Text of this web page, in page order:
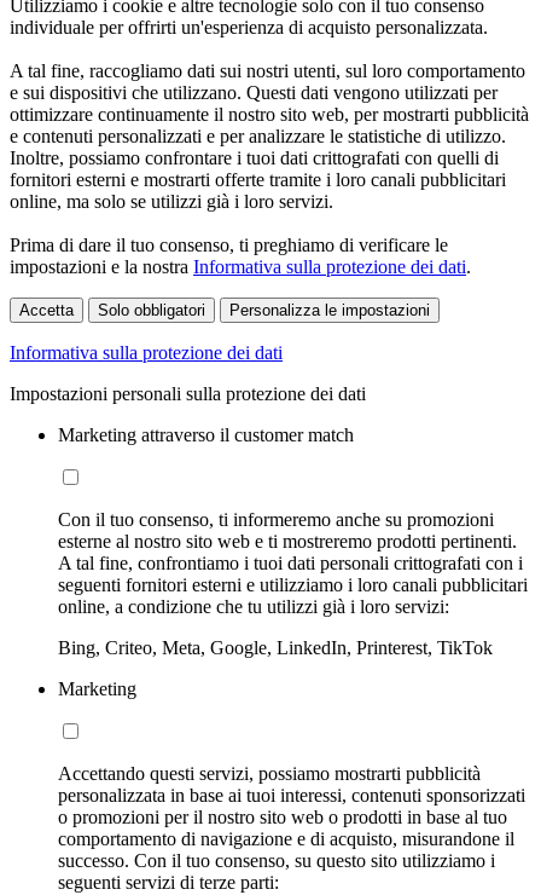
Utilizziamo i cookie e altre tecnologie solo con il tuo consenso
individuale per offrirti un'esperienza di acquisto personalizzata.
A tal fine, raccogliamo dati sui nostri utenti, sul loro comportamento
e sui dispositivi che utilizzano. Questi dati vengono utilizzati per
ottimizzare continuamente il nostro sito web, per mostrarti pubblicità
e contenuti personalizzati e per analizzare le statistiche di utilizzo.
Inoltre, possiamo confrontare i tuoi dati crittografati con quelli di
fornitori esterni e mostrarti offerte tramite i loro canali pubblicitari
online, ma solo se utilizzi già i loro servizi.
Prima di dare il tuo consenso, ti preghiamo di verificare le
impostazioni e la nostra Informativa sulla protezione dei dati.
Accetta Solo obbligatori Personalizza le impostazioni
Informativa sulla protezione dei dati
Impostazioni personali sulla protezione dei dati
Marketing attraverso il customer match
Con il tuo consenso, ti informeremo anche su promozioni
esterne al nostro sito web e ti mostreremo prodotti pertinenti.
A tal fine, confrontiamo i tuoi dati personali crittografati con i
seguenti fornitori esterni e utilizziamo i loro canali pubblicitari
online, a condizione che tu utilizzi già i loro servizi:
Bing, Criteo, Meta, Google, LinkedIn, Printerest, TikTok
Marketing
Accettando questi servizi, possiamo mostrarti pubblicità
personalizzata in base ai tuoi interessi, contenuti sponsorizzati
o promozioni per il nostro sito web o prodotti in base al tuo
comportamento di navigazione e di acquisto, misurandone il
successo. Con il tuo consenso, su questo sito utilizziamo i
seguenti servizi di terze parti: